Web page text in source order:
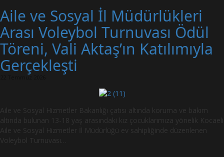
Aile ve Sosyal İl Müdürlükleri
Arası Voleybol Turnuvası Ödül
Töreni, Vali Aktaş’ın Katılımıyla
Gerçekleşti
Aile ve Sosyal Hizmetler Bakanlığı çatısı altında koruma ve bakım
altında bulunan 13-18 yaş arasındaki kız çocuklarımıza yönelik Kocaeli
Aile ve Sosyal Hizmetler İl Müdürlüğü ev sahipliğinde düzenlenen
Voleybol Turnuvası…